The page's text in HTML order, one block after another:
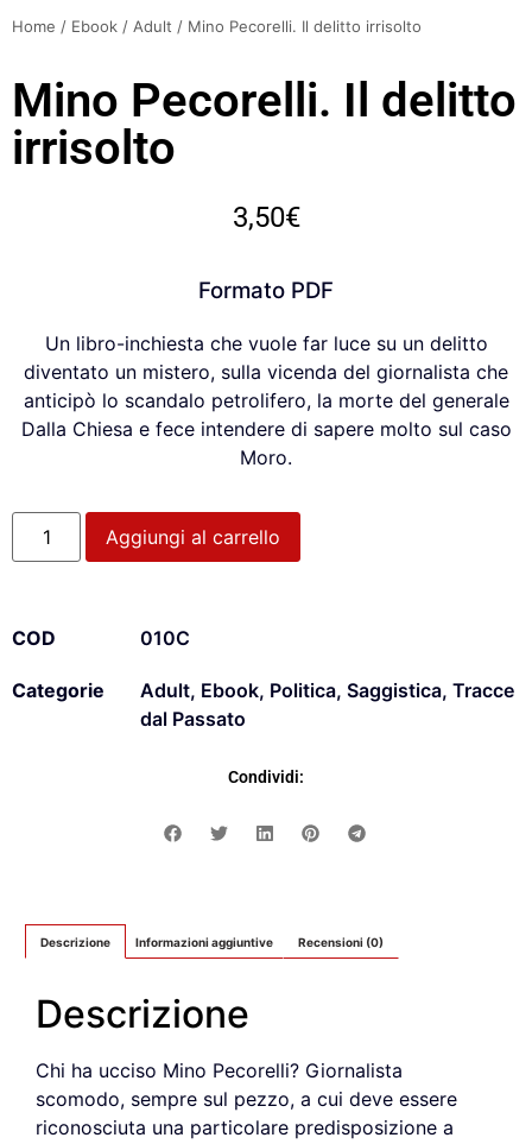
Home / Ebook / Adult / Mino Pecorelli. Il delitto irrisolto
Mino Pecorelli. Il delitto
irrisolto
3,50€
Formato PDF
Un libro-inchiesta che vuole far luce su un delitto
diventato un mistero, sulla vicenda del giornalista che
anticipò lo scandalo petrolifero, la morte del generale
Dalla Chiesa e fece intendere di sapere molto sul caso
Moro.
Aggiungi al carrello
COD 010C
Categorie Adult, Ebook, Politica, Saggistica, Tracce
dal Passato
Condividi:
Descrizione Informazioni aggiuntive Recensioni (0)
Descrizione
Chi ha ucciso Mino Pecorelli? Giornalista
scomodo, sempre sul pezzo, a cui deve essere
riconosciuta una particolare predisposizione a